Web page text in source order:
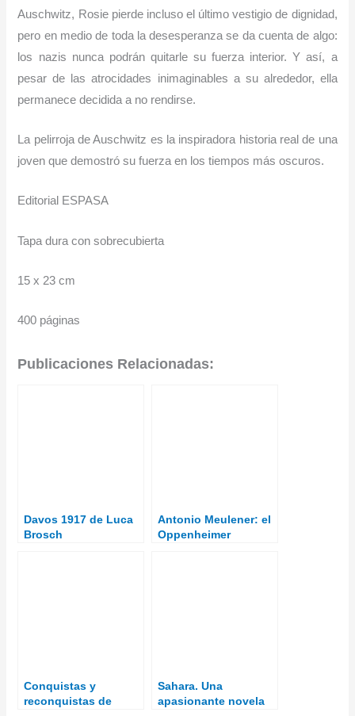
Auschwitz, Rosie pierde incluso el último vestigio de dignidad,
pero en medio de toda la desesperanza se da cuenta de algo:
los nazis nunca podrán quitarle su fuerza interior. Y así, a
pesar de las atrocidades inimaginables a su alrededor, ella
permanece decidida a no rendirse.
La pelirroja de Auschwitz es la inspiradora historia real de una
joven que demostró su fuerza en los tiempos más oscuros.
Editorial ESPASA
Tapa dura con sobrecubierta
15 x 23 cm
400 páginas
Publicaciones Relacionadas:
Davos 1917 de Luca
Brosch
Antonio Meulener: el
Oppenheimer
Conquistas y
reconquistas de
Sahara. Una
apasionante novela